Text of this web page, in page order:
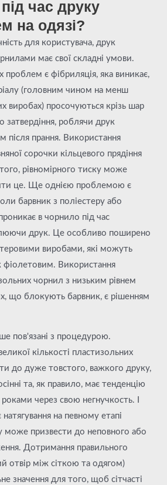
час друку
на одязі?
для користувача, друк
має свої складні умови.
є фібриляція, яка виникає,
(головним чином на менш
виробах) просочуються крізь шар
затвердіння, роблячи друк
після прання. Використання
сорочки кільцевого прядіння
рівномірного тиску може
це. Ще однією проблемою є
барвник з поліестеру або
в чорнило під час
друк. Це особливо поширено
виробами, які можуть
фіолетовим. Використання
чорнил з низьким рівнем
що блокують барвник, є рішенням
пов'язані з процедурою.
кількості пластизольних
до дуже товстого, важкого друку,
та, як правило, має тенденцію
через свою негнучкость. І
на певному етапі
може призвести до неповного або
Дотримання правильного
отвір між сіткою та одягом)
значення для того, щоб сітчасті